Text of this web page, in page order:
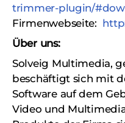
trimmer-plugin/
Firmenwebseite:
Über uns:
Solveig Multimedia,
beschäftigt sich mit
Software auf dem
Video und